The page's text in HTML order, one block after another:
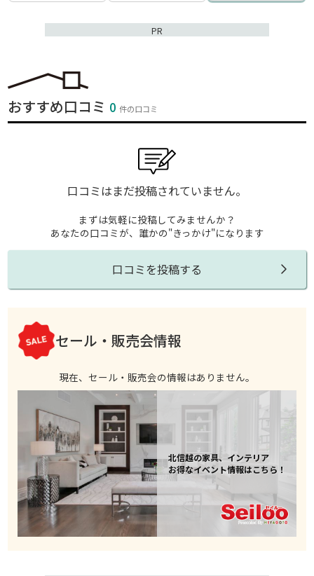
PR
おすすめ口コミ 0件の口コミ
口コミはまだ投稿されていません。
まずは気軽に投稿してみませんか？
あなたの口コミが、誰かの"きっかけ"になります
口コミを投稿する
セール・販売会情報
現在、セール・販売会の情報はありません。
北信越の家具、インテリア
お得なイベント情報はこちら！